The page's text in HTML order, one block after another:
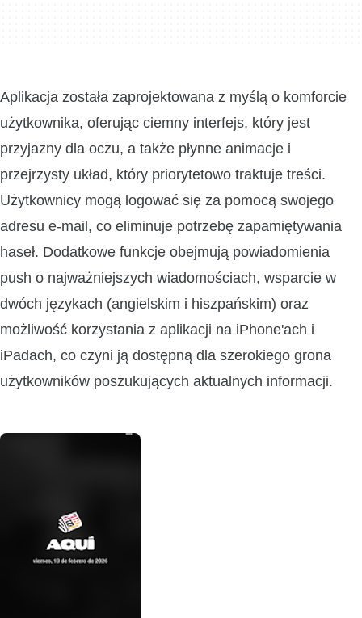
Aplikacja została zaprojektowana z myślą o komforcie
użytkownika, oferując ciemny interfejs, który jest
przyjazny dla oczu, a także płynne animacje i
przejrzysty układ, który priorytetowo traktuje treści.
Użytkownicy mogą logować się za pomocą swojego
adresu e-mail, co eliminuje potrzebę zapamiętywania
haseł. Dodatkowe funkcje obejmują powiadomienia
push o najważniejszych wiadomościach, wsparcie w
dwóch językach (angielskim i hiszpańskim) oraz
możliwość korzystania z aplikacji na iPhone'ach i
iPadach, co czyni ją dostępną dla szerokiego grona
użytkowników poszukujących aktualnych informacji.